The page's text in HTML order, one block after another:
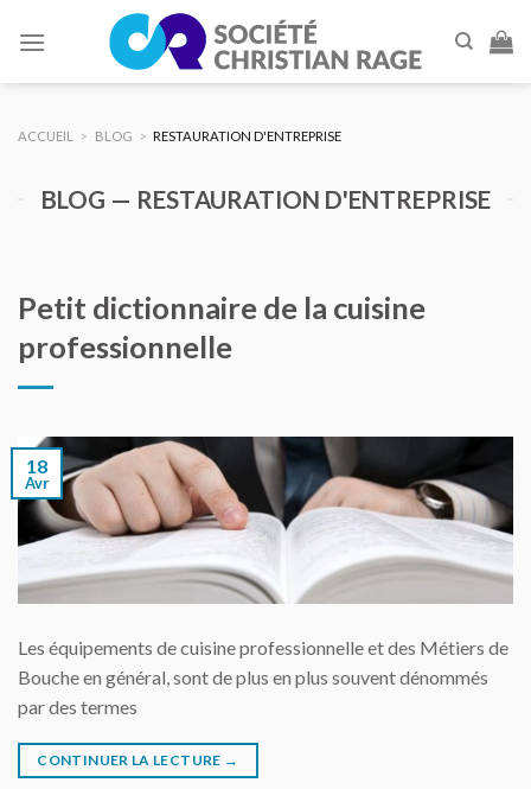
ACCUEIL > BLOG > RESTAURATION D'ENTREPRISE
BLOG — RESTAURATION D'ENTREPRISE
Petit dictionnaire de la cuisine
professionnelle
18
Avr
Les équipements de cuisine professionnelle et des Métiers de
Bouche en général, sont de plus en plus souvent dénommés
par des termes
CONTINUER LA LECTURE →